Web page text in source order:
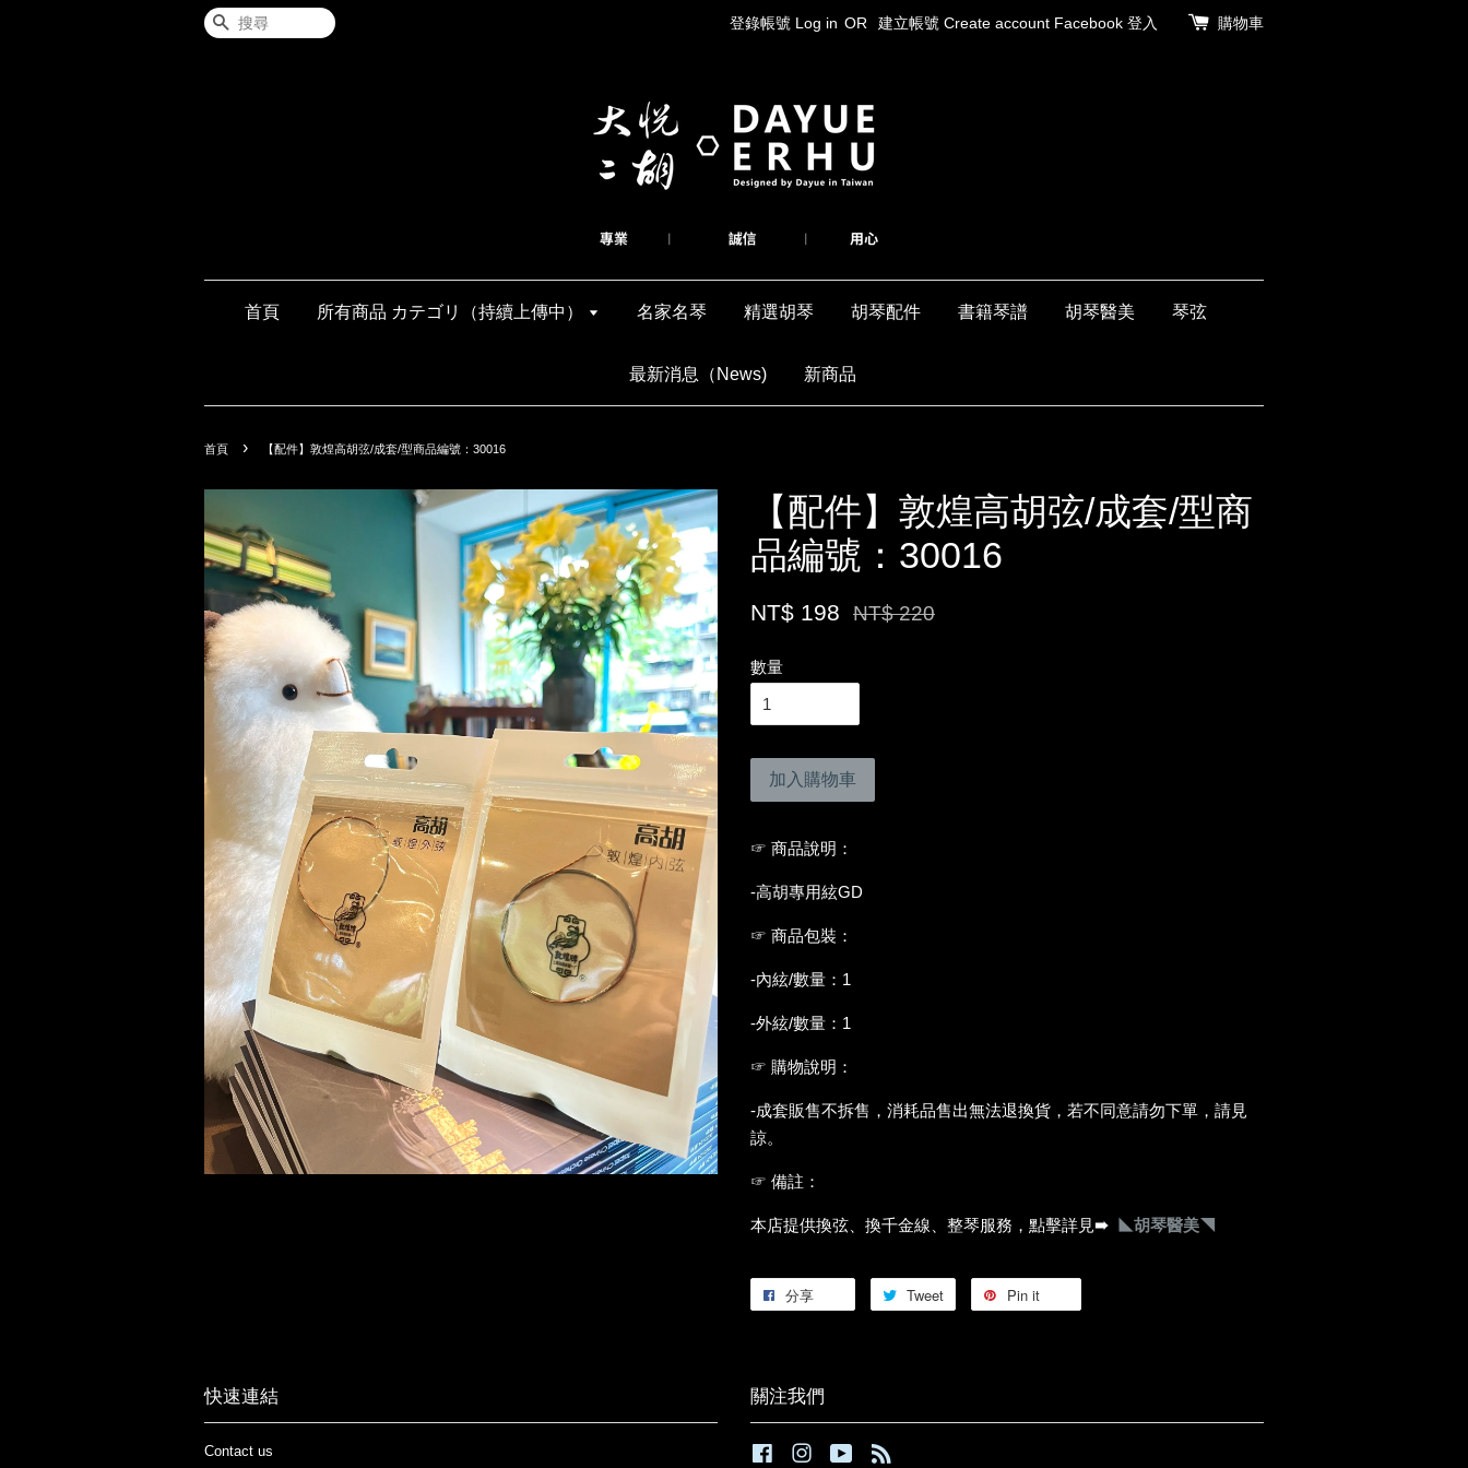
搜尋 登錄帳號 Log in OR 建立帳號 Create account Facebook 登入 購物車
首頁 所有商品 カテゴリ（持續上傳中） 名家名琴 精選胡琴 胡琴配件 書籍琴譜 胡琴醫美 琴弦
最新消息（News) 新商品
首頁 › 【配件】敦煌高胡弦/成套/型商品編號：30016
【配件】敦煌高胡弦/成套/型商
品編號：30016
NT$ 198 NT$ 220
數量
加入購物車
☞ 商品說明：
-高胡專用絃GD
☞ 商品包裝：
-內絃/數量：1
-外絃/數量：1
☞ 購物說明：
-成套販售不拆售，消耗品售出無法退換貨，若不同意請勿下單，請見
諒。
☞ 備註：
本店提供換弦、換千金線、整琴服務，點擊詳見➠ ◣胡琴醫美◥
分享 Tweet Pin it
快速連結
Contact us
關注我們
FacebookInstagramYouTube